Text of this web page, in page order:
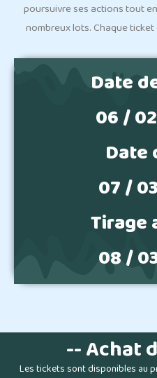
poursuivre ses actions tout
nombreux lots. Chaque
Date
06 /
Date
07 /
Tirage
08 /
-- Achat
Les tickets sont disponibles au